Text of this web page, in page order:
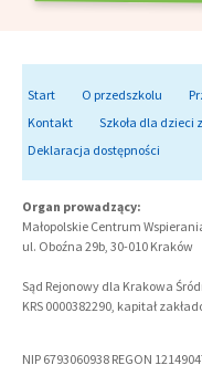
Start O przedszkolu
Kontakt
Szkoła dla dzieci
Deklaracja dostępności
Organ prowadzący:
Małopolskie Centrum
ul. Oboźna 29b, 30-010 Kraków
Sąd Rejonowy dla Krakowa
KRS 0000382290, kapitał
NIP 6793060938 REGON